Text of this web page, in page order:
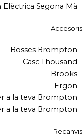
Segona Mà
Accesoris
Bosses Brompton
Casc Thousand
Brooks
Ergon
a la teva Brompton
a la teva Brompton
Recanvis